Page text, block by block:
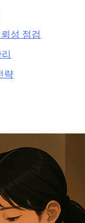
성 점검
략